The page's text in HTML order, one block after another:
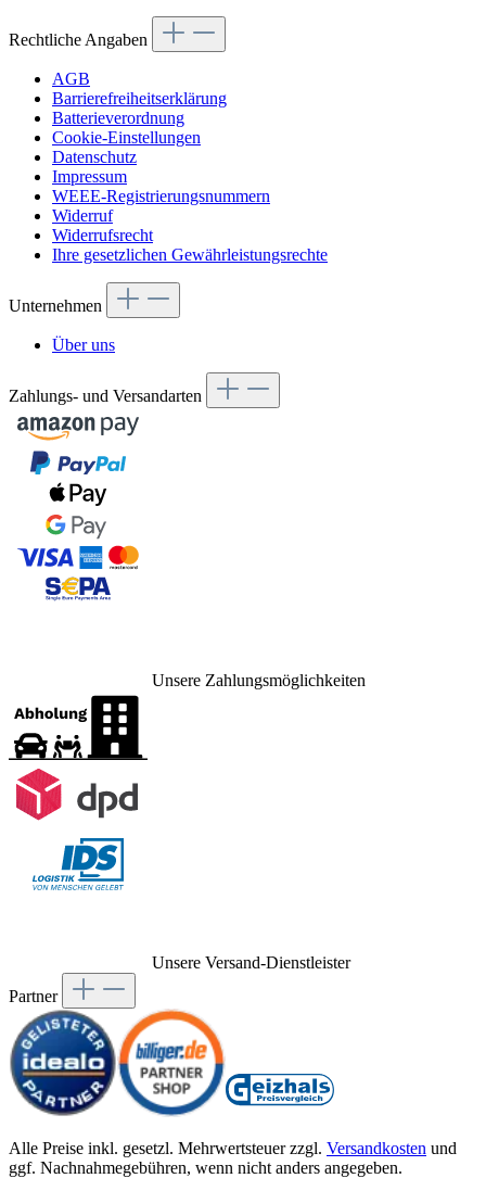
Rechtliche Angaben
AGB
Barrierefreiheitserklärung
Batterieverordnung
Cookie-Einstellungen
Datenschutz
Impressum
WEEE-Registrierungsnummern
Widerruf
Widerrufsrecht
Ihre gesetzlichen Gewährleistungsrechte
Unternehmen
Über uns
Zahlungs- und Versandarten
Unsere Zahlungsmöglichkeiten
Unsere Versand-Dienstleister
Partner
Alle Preise inkl. gesetzl. Mehrwertsteuer zzgl. Versandkosten und
ggf. Nachnahmegebühren, wenn nicht anders angegeben.